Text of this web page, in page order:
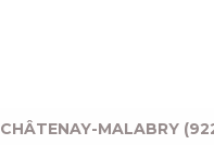
CHÂTENAY-MALABRY